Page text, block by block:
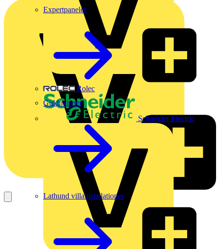
Rolec
Schneider Electric
Expertpaneler
Guldnyheter
Lathund villainstallationer